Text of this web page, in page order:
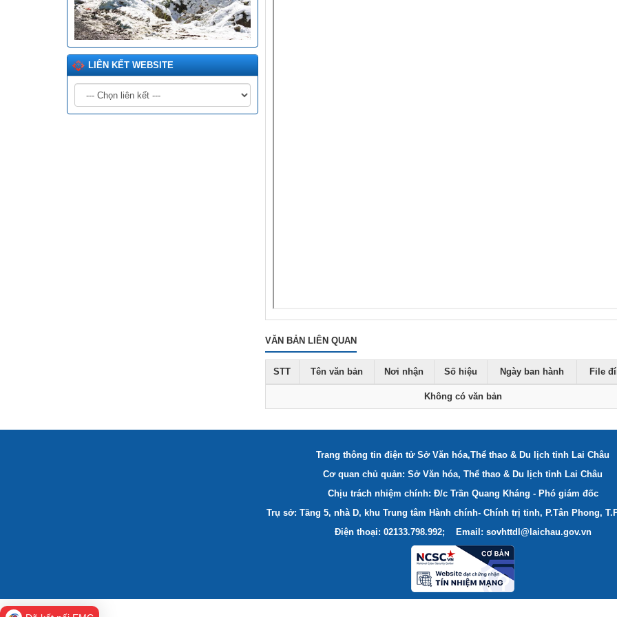
LIÊN KẾT WEBSITE
VĂN BẢN LIÊN QUAN
STT Tên văn bản Nơi nhận Số hiệu Ngày ban hành File
Không có văn bản
Trang thông tin điện tử Sở Văn hóa,Thể thao & Du lịch tỉnh Lai Châu
Cơ quan chủ quản: Sở Văn hóa, Thể thao & Du lịch tỉnh Lai Châu
Chịu trách nhiệm chính: Đ/c Trần Quang Kháng - Phó giám đốc
Trụ sở: Tầng 5, nhà D, khu Trung tâm Hành chính- Chính trị tỉnh, P.Tân Phong,
Điện thoại: 02133.798.992; Email: sovhttdl@laichau.gov.vn